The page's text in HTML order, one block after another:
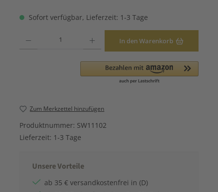
Sofort verfügbar, Lieferzeit: 1-3 Tage
In den Warenkorb
Zum Merkzettel hinzufügen
Produktnummer: SW11102
Lieferzeit: 1-3 Tage
Unsere Vorteile
ab 35 € versandkostenfrei in (D)